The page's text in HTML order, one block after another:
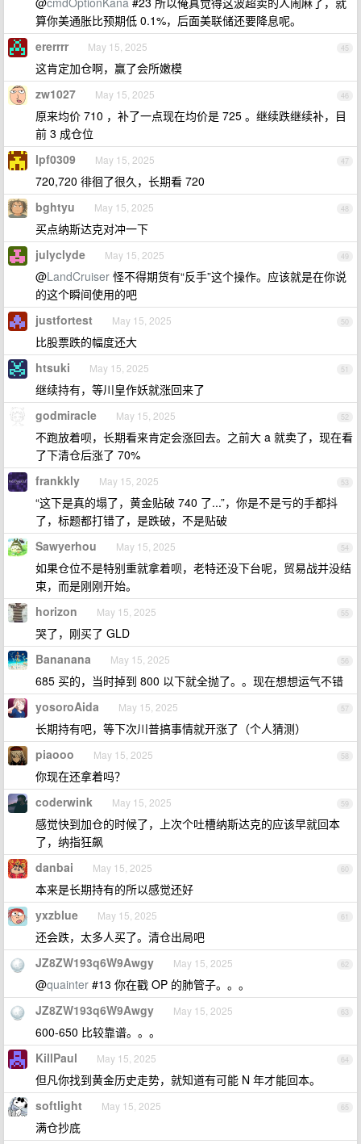
算你美通胀比预期低 0.1%，后面美联储还要降息呢。
45
ererrrr May 15, 2025
这肯定加仓啊，赢了会所嫩模
46
zw1027 May 15, 2025
原来均价 710 ，补了一点现在均价是 725 。继续跌继续补，目
前 3 成仓位
47
lpf0309 May 15, 2025
720,720 徘徊了很久，长期看 720
48
bghtyu May 15, 2025
买点纳斯达克对冲一下
49
julyclyde May 15, 2025
@LandCruiser 怪不得期货有“反手”这个操作。应该就是在你说
的这个瞬间使用的吧
50
justfortest May 15, 2025
比股票跌的幅度还大
51
htsuki May 15, 2025
继续持有，等川皇作妖就涨回来了
52
godmiracle May 15, 2025
不跑放着呗，长期看来肯定会涨回去。之前大 a 就卖了，现在看
了下清仓后涨了 70%
53
frankkly May 15, 2025
“这下是真的塌了，黄金贴破 740 了...”，你是不是亏的手都抖
了，标题都打错了，是跌破，不是贴破
54
Sawyerhou May 15, 2025
如果仓位不是特别重就拿着呗，老特还没下台呢，贸易战并没结
束，而是刚刚开始。
55
horizon May 15, 2025
哭了，刚买了 GLD
56
Bananana May 15, 2025
685 买的，当时掉到 800 以下就全抛了。。现在想想运气不错
57
yosoroAida May 15, 2025
长期持有吧，等下次川普搞事情就开涨了（个人猜测）
58
piaooo May 15, 2025
你现在还拿着吗？
59
coderwink May 15, 2025
感觉快到加仓的时候了，上次个吐槽纳斯达克的应该早就回本
了，纳指狂飙
60
danbai May 15, 2025
本来是长期持有的所以感觉还好
61
yxzblue May 15, 2025
还会跌，太多人买了。清仓出局吧
62
JZ8ZW193q6W9Awgy May 15, 2025
@quainter #13 你在戳 OP 的肺管子。。。
63
JZ8ZW193q6W9Awgy May 15, 2025
600-650 比较靠谱。。。
64
KillPaul May 15, 2025
但凡你找到黄金历史走势，就知道有可能 N 年才能回本。
65
softlight May 15, 2025
满仓抄底